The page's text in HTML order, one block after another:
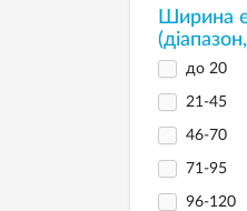
Ширина
до 20
21-45
46-70
71-95
96-120